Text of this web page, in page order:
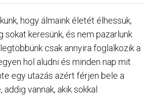
hogy álmaink életét élhessük,
sokat keresünk, és nem pazarlunk
csak annyira foglalkozik a
hol aludni és minden nap mit
egy utazás azért férjen bele a
vannak, akik sokkal